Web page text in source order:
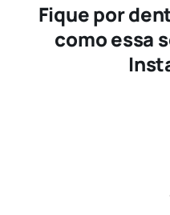
Fique por
como essa